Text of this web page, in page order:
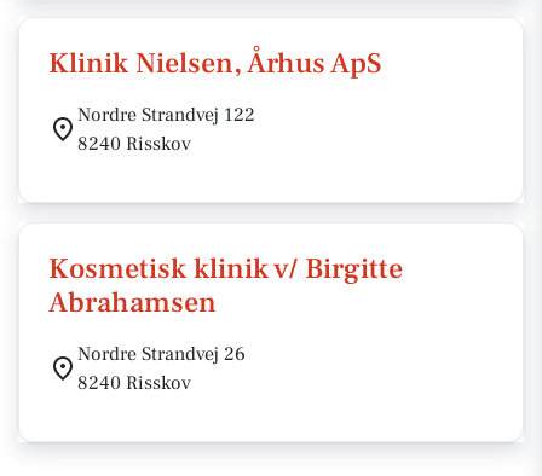
Klinik Nielsen, Århus ApS
Nordre Strandvej 122
8240 Risskov
Kosmetisk klinik v/ Birgitte
Abrahamsen
Nordre Strandvej 26
8240 Risskov